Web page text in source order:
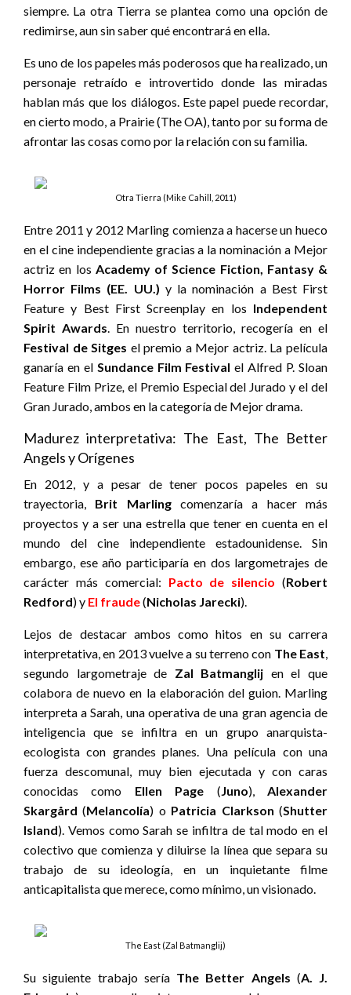
siempre. La otra Tierra se plantea como una opción de
redimirse, aun sin saber qué encontrará en ella.
Es uno de los papeles más poderosos que ha realizado, un
personaje retraído e introvertido donde las miradas
hablan más que los diálogos. Este papel puede recordar,
en cierto modo, a Prairie (The OA), tanto por su forma de
afrontar las cosas como por la relación con su familia.
Otra Tierra (Mike Cahill, 2011)
Entre 2011 y 2012 Marling comienza a hacerse un hueco
en el cine independiente gracias a la nominación a Mejor
actriz en los Academy of Science Fiction, Fantasy &
Horror Films (EE. UU.) y la nominación a Best First
Feature y Best First Screenplay en los Independent
Spirit Awards. En nuestro territorio, recogería en el
Festival de Sitges el premio a Mejor actriz. La película
ganaría en el Sundance Film Festivalel Alfred P. Sloan
Feature Film Prize, el Premio Especial del Jurado y el del
Gran Jurado, ambos en la categoría de Mejor drama.
Madurez interpretativa: The East, The Better
Angels y Orígenes
En 2012, y a pesar de tener pocos papeles en su
trayectoria, Brit Marlingcomenzaría a hacer más
proyectos y a ser una estrella que tener en cuenta en el
mundo del cine independiente estadounidense. Sin
embargo, ese año participaría en dos largometrajes de
carácter más comercial: Pacto de silencio (Robert
Redford) y El fraude(Nicholas Jarecki).
Lejos de destacar ambos como hitos en su carrera
interpretativa, en 2013 vuelve a su terreno con The East,
segundo largometraje de Zal Batmanglij en el que
colabora de nuevo en la elaboración del guion. Marling
interpreta a Sarah, una operativa de una gran agencia de
inteligencia que se infiltra en un grupo anarquista-
ecologista con grandes planes. Una película con una
fuerza descomunal, muy bien ejecutada y con caras
conocidas como Ellen Page (Juno),Alexander
Skargård (Melancolía) o Patricia Clarkson (Shutter
Island). Vemos como Sarah se infiltra de tal modo en el
colectivo que comienza y diluirse la línea que separa su
trabajo de su ideología, en un inquietante filme
anticapitalista que merece, como mínimo, un visionado.
The East (Zal Batmanglij)
Su siguiente trabajo sería The Better Angels (A. J.